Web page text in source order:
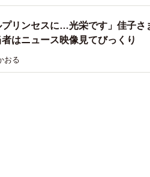
プリンセスに…光栄です」佳子
はニュース映像見てびっくり
おる